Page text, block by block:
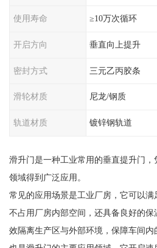
使用寿命 ≥10万次循环
开启方向 垂直向上提升
密封方式 三元乙丙胶条
滑轮材质 尼龙/钢质
轨道材质 镀锌钢轨道
滑升门是一种工业常用的垂直提升门
领域得到广泛应用。
常见的应用场景是工业厂房，它可以满
不占用厂房内部空间，还具备良好的
效隔离生产区与外部环境，保障车间